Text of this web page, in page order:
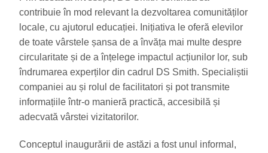
contribuie în mod relevant la dezvoltarea comunităților
locale, cu ajutorul educației. Inițiativa le oferă elevilor
de toate vârstele șansa de a învăța mai multe despre
circularitate și de a înțelege impactul acțiunilor lor, sub
îndrumarea experților din cadrul DS Smith. Specialiștii
companiei au și rolul de facilitatori și pot transmite
informațiile într-o manieră practică, accesibilă și
adecvată vârstei vizitatorilor.
Conceptul inaugurării de astăzi a fost unul informal,